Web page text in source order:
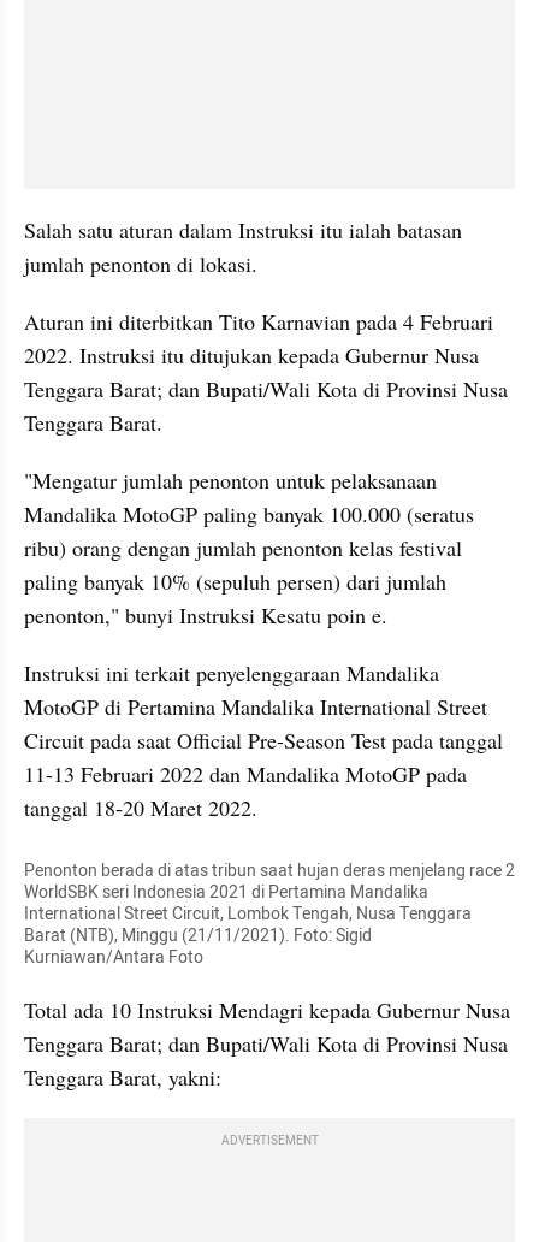
Salah satu aturan dalam Instruksi itu ialah batasan
jumlah penonton di lokasi.
Aturan ini diterbitkan Tito Karnavian pada 4 Februari
2022. Instruksi itu ditujukan kepada Gubernur Nusa
Tenggara Barat; dan Bupati/Wali Kota di Provinsi Nusa
Tenggara Barat.
"Mengatur jumlah penonton untuk pelaksanaan
Mandalika MotoGP paling banyak 100.000 (seratus
ribu) orang dengan jumlah penonton kelas festival
paling banyak 10% (sepuluh persen) dari jumlah
penonton," bunyi Instruksi Kesatu poin e.
Instruksi ini terkait penyelenggaraan Mandalika
MotoGP di Pertamina Mandalika International Street
Circuit pada saat Official Pre-Season Test pada tanggal
11-13 Februari 2022 dan Mandalika MotoGP pada
tanggal 18-20 Maret 2022.
Penonton berada di atas tribun saat hujan deras menjelang race 2
WorldSBK seri Indonesia 2021 di Pertamina Mandalika
International Street Circuit, Lombok Tengah, Nusa Tenggara
Barat (NTB), Minggu (21/11/2021). Foto: Sigid
Kurniawan/Antara Foto
Total ada 10 Instruksi Mendagri kepada Gubernur Nusa
Tenggara Barat; dan Bupati/Wali Kota di Provinsi Nusa
Tenggara Barat, yakni:
ADVERTISEMENT